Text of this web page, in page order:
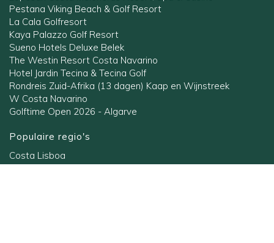
Pestana Viking Beach & Golf Resort
La Cala Golfresort
Kaya Palazzo Golf Resort
Sueno Hotels Deluxe Belek
The Westin Resort Costa Navarino
Hotel Jardin Tecina & Tecina Golf
Rondreis Zuid-Afrika (13 dagen) Kaap en Wijnstreek
W Costa Navarino
Golftime Open 2026 - Algarve
Populaire regio's
Costa Lisboa
Costa Blanca